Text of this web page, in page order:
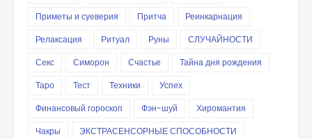
Приметы и суеверия
Притча
Реинкарнация
Релаксация
Ритуал Руны
СЛУЧАЙНОСТИ
Секс
Симорон Счастье
Тайна дня рождения
Таро
Тест Техники
Успех
Финансовый гороскоп
Фэн-шуй
Хиромантия
Чакры
ЭКСТРАСЕНСОРНЫЕ СПОСОБНОСТИ